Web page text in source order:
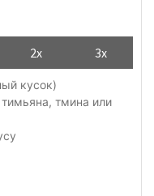
2x 3x
кусок)
тимьяна, тмина или